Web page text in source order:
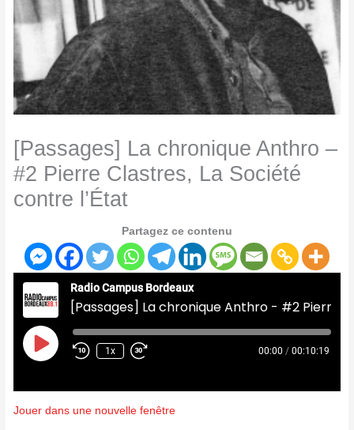
[Passages] La chronique Anthro –
#2 Pierre Clastres, La Société
contre l’État
Partagez ce contenu
Radio Campus Bordeaux
Play
Episode
1x 00:00 / 00:10:19
Jouer dans une nouvelle fenêtre